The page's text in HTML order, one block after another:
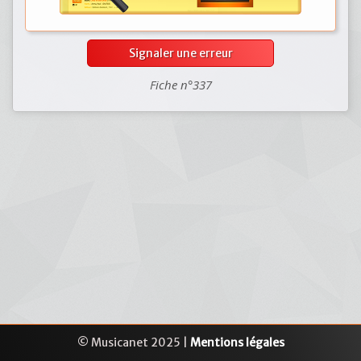
Signaler une erreur
Fiche n°337
© Musicanet 2025 | Mentions légales